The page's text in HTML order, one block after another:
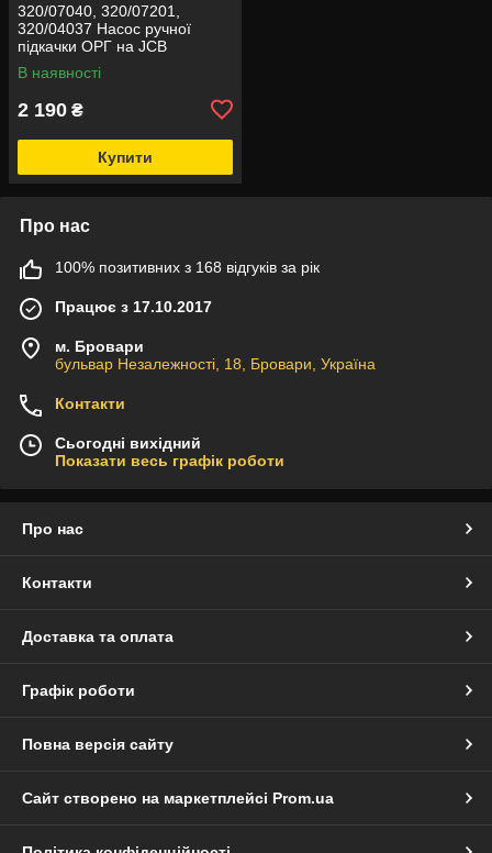
320/07040, 320/07201,
320/04037 Насос ручної
підкачки ОРГ на JCB
В наявності
2 190 ₴
Купити
Про нас
100% позитивних з 168 відгуків за рік
Працює з 17.10.2017
м. Бровари
бульвар Незалежності, 18, Бровари, Україна
Контакти
Сьогодні вихідний
Показати весь графік роботи
Про нас
Контакти
Доставка та оплата
Графік роботи
Повна версія сайту
Сайт створено на маркетплейсі Prom.ua